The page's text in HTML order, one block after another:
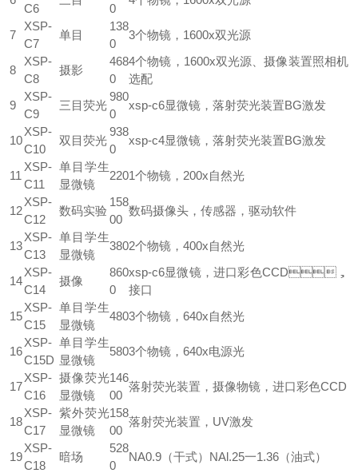
C6 0
7
XSP-
C7
单目
138
0
3个物镜，1600x双光源
8
XSP-
C8
摄影
468
0
4个物镜，1600x双光源、摄像装置照相机
选配
9
XSP-
C9
三目荧光
980
0
xsp-c6显微镜，落射荧光装置BG激发
10
XSP-
C10
双目荧光
938
0
xsp-c4显微镜，落射荧光装置BG激发
11
XSP-
C11
单目学生
显微镜
2201个物镜，200x自然光
12
XSP-
C12
数码实验
158
00
数码摄像头，传感器，驱动软件
13
XSP-
C13
单目学生
显微镜
3802个物镜，400x自然光
14
XSP-
C14
摄像
860
0
xsp-c6显微镜，进口彩色CCD，
接口
15
XSP-
C15
单目学生
显微镜
4803个物镜，640x自然光
16
XSP-
C15D
单目学生
显微镜
5803个物镜，640x电源光
17
XSP-
C16
摄像荧光
显微镜
146
00
落射荧光装置，摄像物镜，进口彩色CCD
18
XSP-
C17
紫外荧光
显微镜
158
00
落射荧光装置，UV激发
19
XSP-
C18
暗场
528
0
NA0.9（干式）NAl.25一1.36（油式）